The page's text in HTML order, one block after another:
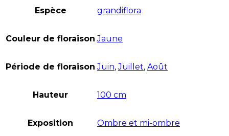
Espèce grandiflora
Couleur de floraison Jaune
Période de floraison Juin,Juillet, Août
Hauteur 100 cm
Exposition Ombre et mi-ombre